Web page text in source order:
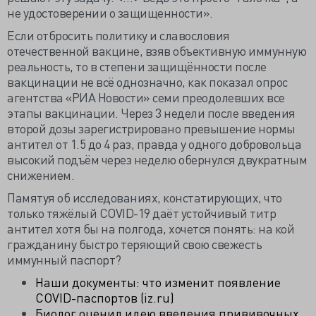
не удостоверении о защищенности».
Если отбросить политику и славословия
отечественной вакцине, взяв объективную иммунную
реальность, то в степени защищённости после
вакцинации не всё однозначно, как показал опрос
агентства «РИА Новости» семи преодолевших все
этапы вакцинации. Через 3 недели после введения
второй дозы зарегистрировано превышение нормы
антител от 1.5 до 4 раз, правда у одного добровольца
высокий подъём через неделю обернулся двукратным
снижением.
Памятуя об исследованиях, констатирующих, что
только тяжёлый COVID-19 даёт устойчивый титр
антител хотя бы на полгода, хочется понять: на кой
гражданину быстро теряющий свою свежесть
иммунный паспорт?
Наши документы: что изменит появление
COVID-паспортов (iz.ru)